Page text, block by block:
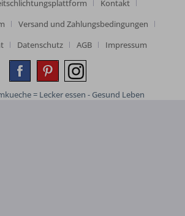
Kontakt
Versand und Zahlungsbedingungen
Datenschutz AGB Impressum
= Lecker essen - Gesund Leben